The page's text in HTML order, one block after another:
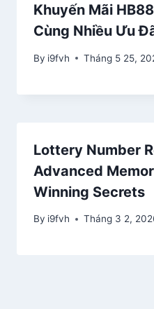
Khuyến Mãi
Cùng Nhiều Ưu
By i9fvh Tháng 5 25,
Lottery Number
Advanced
Winning Secrets
By i9fvh Tháng 3 2,